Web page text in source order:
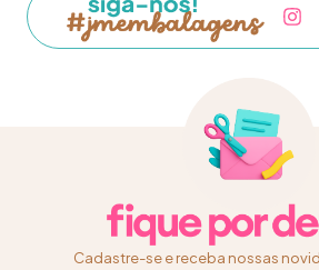
Cadastre-se e receba nossas